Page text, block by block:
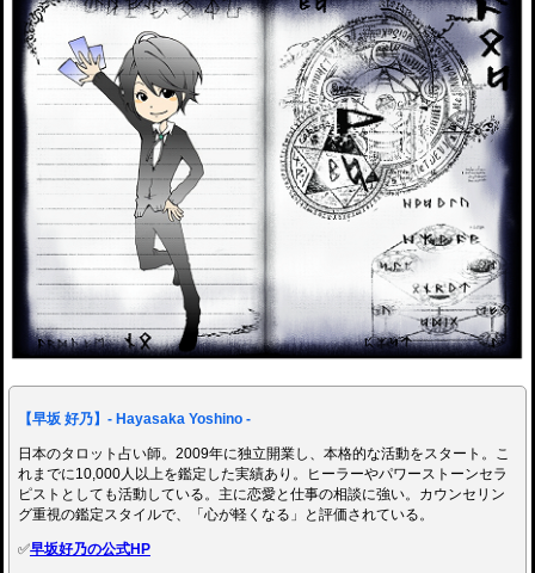
【早坂 好乃】- Hayasaka Yoshino -
日本のタロット占い師。2009年に独立開業し、本格的な活動をスタート。こ
れまでに10,000人以上を鑑定した実績あり。ヒーラーやパワーストーンセラ
ピストとしても活動している。主に恋愛と仕事の相談に強い。カウンセリン
グ重視の鑑定スタイルで、「心が軽くなる」と評価されている。
✅早坂好乃の公式HP